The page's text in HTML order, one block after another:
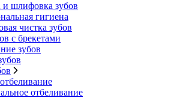
шлифовка зубов
гигиена
чистка зубов
с брекетами
зубов
отбеливание